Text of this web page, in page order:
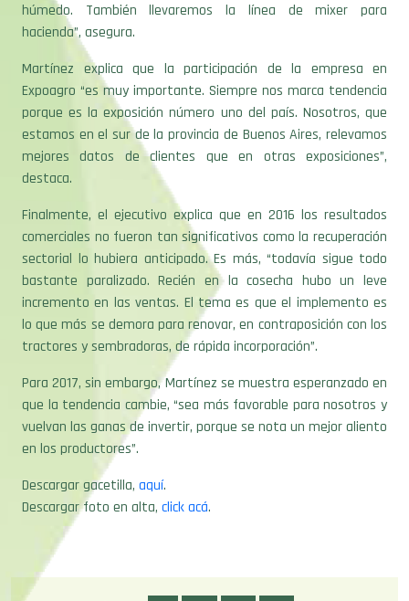
húmedo. También llevaremos la línea de mixer para
hacienda”, asegura.
Martínez explica que la participación de la empresa en
Expoagro “es muy importante. Siempre nos marca tendencia
porque es la exposición número uno del país. Nosotros, que
estamos en el sur de la provincia de Buenos Aires, relevamos
mejores datos de clientes que en otras exposiciones”,
destaca.
Finalmente, el ejecutivo explica que en 2016 los resultados
comerciales no fueron tan significativos como la recuperación
sectorial lo hubiera anticipado. Es más, “todavía sigue todo
bastante paralizado. Recién en la cosecha hubo un leve
incremento en las ventas. El tema es que el implemento es
lo que más se demora para renovar, en contraposición con los
tractores y sembradoras, de rápida incorporación”.
Para 2017, sin embargo, Martínez se muestra esperanzado en
que la tendencia cambie, “sea más favorable para nosotros y
vuelvan las ganas de invertir, porque se nota un mejor aliento
en los productores”.
Descargar gacetilla, aquí.
Descargar foto en alta, click acá.